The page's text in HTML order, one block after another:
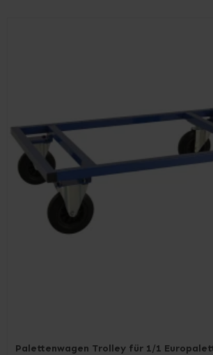
Palettenwagen Trolley für 1/1